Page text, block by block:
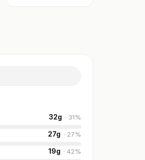
32g · 31%
27g · 27%
19g · 42%